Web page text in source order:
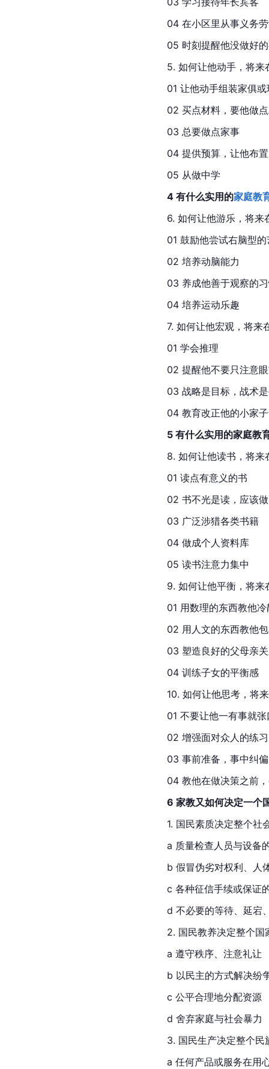
04 在小区里从事义务
05 时刻提醒他没做好
5. 如何让他动手，将来
01 让他动手组装家俱或
02 买点材料，要他做
03 总要做点家事
04 提供预算，让他布
05 从做中学
4 有什么实用的家庭教
6. 如何让他游乐，将来
01 鼓励他尝试右脑型
02 培养动脑能力
03 养成他善于观察的
04 培养运动乐趣
7. 如何让他宏观，将来
01 学会推理
02 提醒他不要只注意
03 战略是目标，战术
04 教育改正他的小家
5 有什么实用的家庭教
8. 如何让他读书，将来
01 读点有意义的书
02 书不光是读，应该
03 广泛涉猎各类书籍
04 做成个人资料库
05 读书注意力集中
9. 如何让他平衡，将来
01 用数理的东西教他
02 用人文的东西教他
03 塑造良好的父母亲
04 训练子女的平衡感
10. 如何让他思考，将
01 不要让他一有事就
02 增强面对众人的练习
03 事前准备，事中纠
04 教他在做决策之前
6 家教又如何决定一个
1. 国民素质决定整个社
a 质量检查人员与设备
b 假冒伪劣对权利、人
c 各种征信手续或保证
d 不必要的等待、延宕
2. 国民教养决定整个国
a 遵守秩序、注意礼让
b 以民主的方式解决纷
c 公平合理地分配资源
d 舍弃家庭与社会暴力
3. 国民生产决定整个民
a 任何产品或服务在用